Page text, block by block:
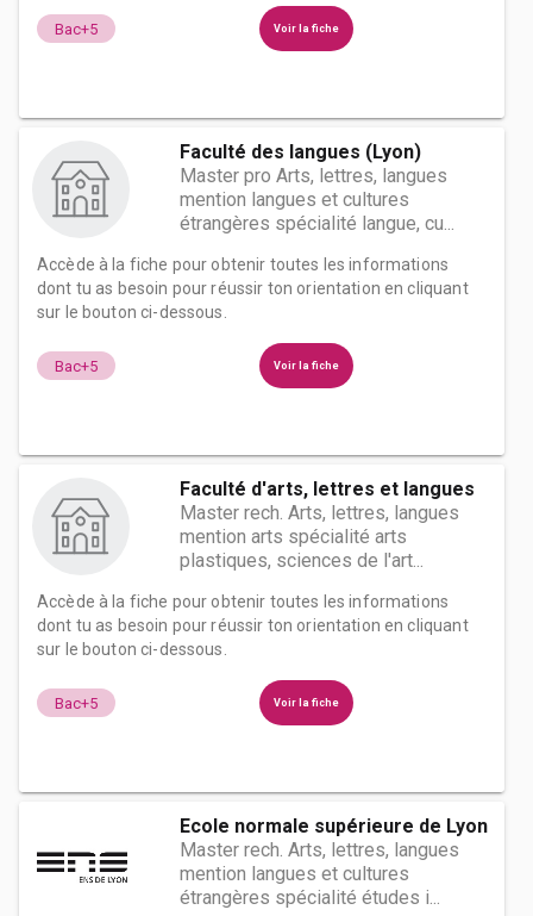
Bac+5 Voir la fiche
Faculté des langues (Lyon)
Master pro Arts, lettres, langues
mention langues et cultures
étrangères spécialité langue, cu...
Accède à la fiche pour obtenir toutes les informations
dont tu as besoin pour réussir ton orientation en cliquant
sur le bouton ci-dessous.
Bac+5 Voir la fiche
Faculté d'arts, lettres et langues
Master rech. Arts, lettres, langues
mention arts spécialité arts
plastiques, sciences de l'art...
Accède à la fiche pour obtenir toutes les informations
dont tu as besoin pour réussir ton orientation en cliquant
sur le bouton ci-dessous.
Bac+5 Voir la fiche
Ecole normale supérieure de Lyon
Master rech. Arts, lettres, langues
mention langues et cultures
étrangères spécialité études i...